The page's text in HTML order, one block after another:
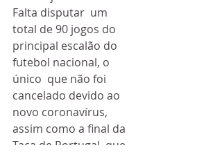
Falta disputar  um
total de 90 jogos do
principal escalão do
futebol nacional, o
único  que não foi
cancelado devido ao
novo coronavírus,
assim como a final da
Taça de Portugal, que